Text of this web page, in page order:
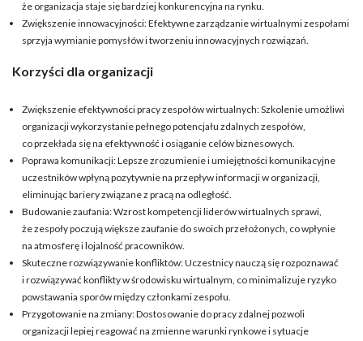
że organizacja staje się bardziej konkurencyjna na rynku.
Zwiększenie innowacyjności: Efektywne zarządzanie wirtualnymi zespołami
sprzyja wymianie pomysłów i tworzeniu innowacyjnych rozwiązań.
Korzyści dla organizacji
Zwiększenie efektywności pracy zespołów wirtualnych: Szkolenie umożliwi
organizacji wykorzystanie pełnego potencjału zdalnych zespołów,
co przekłada się na efektywność i osiąganie celów biznesowych.
Poprawa komunikacji: Lepsze zrozumienie i umiejętności komunikacyjne
uczestników wpłyną pozytywnie na przepływ informacji w organizacji,
eliminując bariery związane z pracą na odległość.
Budowanie zaufania: Wzrost kompetencji liderów wirtualnych sprawi,
że zespoły poczują większe zaufanie do swoich przełożonych, co wpłynie
na atmosferę i lojalność pracowników.
Skuteczne rozwiązywanie konfliktów: Uczestnicy nauczą się rozpoznawać
i rozwiązywać konflikty w środowisku wirtualnym, co minimalizuje ryzyko
powstawania sporów między członkami zespołu.
Przygotowanie na zmiany: Dostosowanie do pracy zdalnej pozwoli
organizacji lepiej reagować na zmienne warunki rynkowe i sytuacje